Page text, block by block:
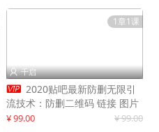
1章1课
 千启
 2020贴吧最新防删无限引
流技术：防删二维码 链接 图片
制作
¥ 99.00 ¥ 99.00